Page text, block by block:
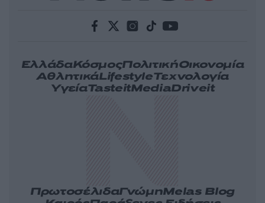
ΕλλάδαΚόσμοςΠολιτικήΟικονομία
ΑθλητικάLifestyleΤεχνολογία
ΥγείαTasteitMediaDriveit
ΠρωτοσέλιδαΓνώμηMelas Blog